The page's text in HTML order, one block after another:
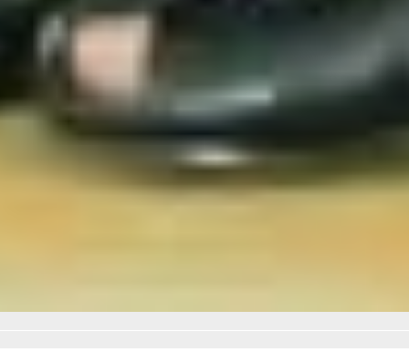
притягивает друг к другу,
как магнитом.
Человек-легенда:
хабаровчанин Анатолий
Яскевич отметил 90-летие
Читайте нас в соцсетях:
,
Одноклассники,
Телеграм
Как вам материал?